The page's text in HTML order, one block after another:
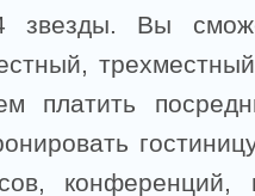
звезды. Вы
платить
конференций,